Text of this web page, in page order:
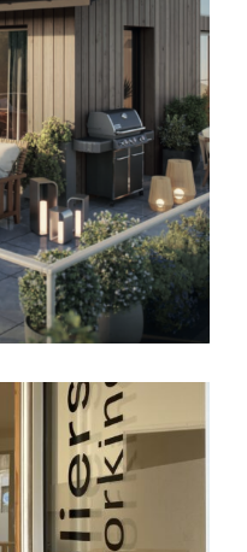
collectifs
bureaux